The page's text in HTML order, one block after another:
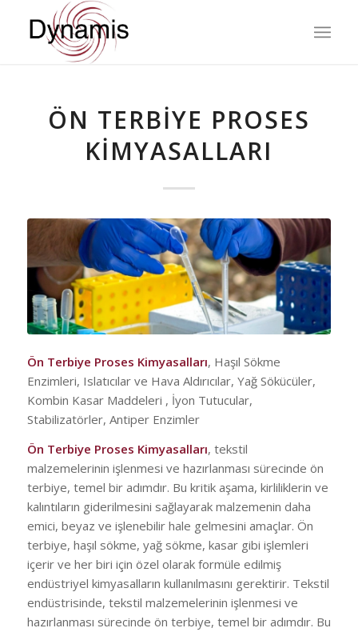
ÖN TERBIYE PROSES
KIMYASALLARI
Ön Terbiye Proses Kimyasalları, Haşıl Sökme
Enzimleri, Islatıcılar ve Hava Aldırıcılar, Yağ Sökücüler,
Kombin Kasar Maddeleri , İyon Tutucular,
Stabilizatörler, Antiper Enzimler
Ön Terbiye Proses Kimyasalları, tekstil
malzemelerinin işlenmesi ve hazırlanması sürecinde ön
terbiye, temel bir adımdır. Bu kritik aşama, kirliliklerin ve
kalıntıların giderilmesini sağlayarak malzemenin daha
emici, beyaz ve işlenebilir hale gelmesini amaçlar. Ön
terbiye, haşıl sökme, yağ sökme, kasar gibi işlemleri
içerir ve her biri için özel olarak formüle edilmiş
endüstriyel kimyasalların kullanılmasını gerektirir. Tekstil
endüstrisinde, tekstil malzemelerinin işlenmesi ve
hazırlanması sürecinde ön terbiye, temel bir adımdır. Bu